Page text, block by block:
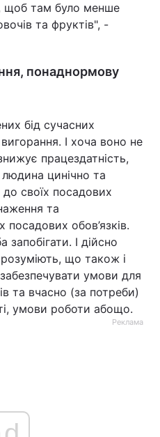
щоб там було менше
та фруктів", -
понаднормову
бід сучасних
І хоча воно не
працездатність,
цинічно та
своїх посадових
та
посадових обов’язків.
І дійсно
що також і
умови для
та вчасно (за потреби)
умови роботи абощо.
Реклама